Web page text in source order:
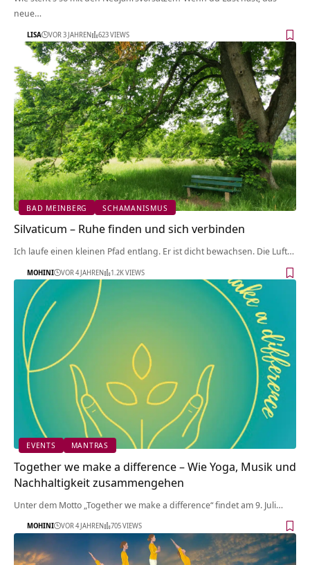
neue…
LISA VOR 3 JAHREN 623 VIEWS
BAD MEINBERG SCHAMANISMUS
Silvaticum – Ruhe finden und sich verbinden
Ich laufe einen kleinen Pfad entlang. Er ist dicht bewachsen. Die Luft…
MOHINI VOR 4 JAHREN 1.2K VIEWS
EVENTS MANTRAS
Together we make a difference – Wie Yoga, Musik und
Nachhaltigkeit zusammengehen
Unter dem Motto „Together we make a difference“ findet am 9. Juli…
MOHINI VOR 4 JAHREN 705 VIEWS